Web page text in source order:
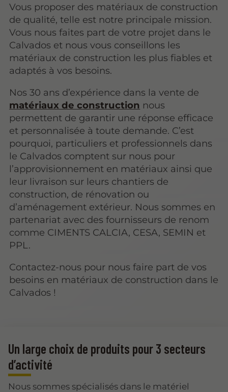
Vous proposer des matériaux de construction
de qualité, telle est notre principale mission.
Vous nous faites part de votre projet dans le
Calvados et nous vous conseillons les
matériaux de construction les plus fiables et
adaptés à vos besoins.
Nos 30 ans d’expérience dans la vente de
matériaux de construction nous
permettent de garantir une réponse efficace
et personnalisée à toute demande. C’est
pourquoi, particuliers et professionnels dans
le Calvados comptent sur nous pour
l’approvisionnement en matériaux ainsi que
leur livraison sur leurs chantiers de
construction, de rénovation ou
d’aménagement extérieur. Nous sommes en
partenariat avec des fournisseurs de renom
comme CIMENTS CALCIA, CESA, SEMIN et
PPL.
Contactez-nous pour nous faire part de vos
besoins en matériaux de construction dans le
Calvados !
Un large choix de produits pour 3 secteurs
d’activité
Nous sommes spécialisés dans le matériel